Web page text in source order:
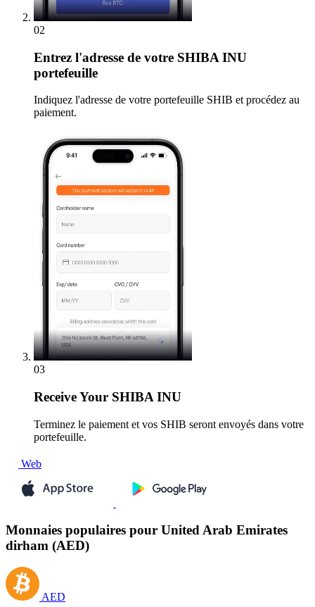
02
Entrez l'adresse de votre SHIBA INU
portefeuille
Indiquez l'adresse de votre portefeuille SHIB et procédez au
paiement.
03
ReceiveYour SHIBA INU
Terminez le paiement et vos SHIB seront envoyés dans votre
portefeuille.
Web
Monnaies populaires pour United Arab Emirates
dirham (AED)
AED